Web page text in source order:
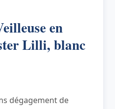
en
Lilli, blanc
dégagement de